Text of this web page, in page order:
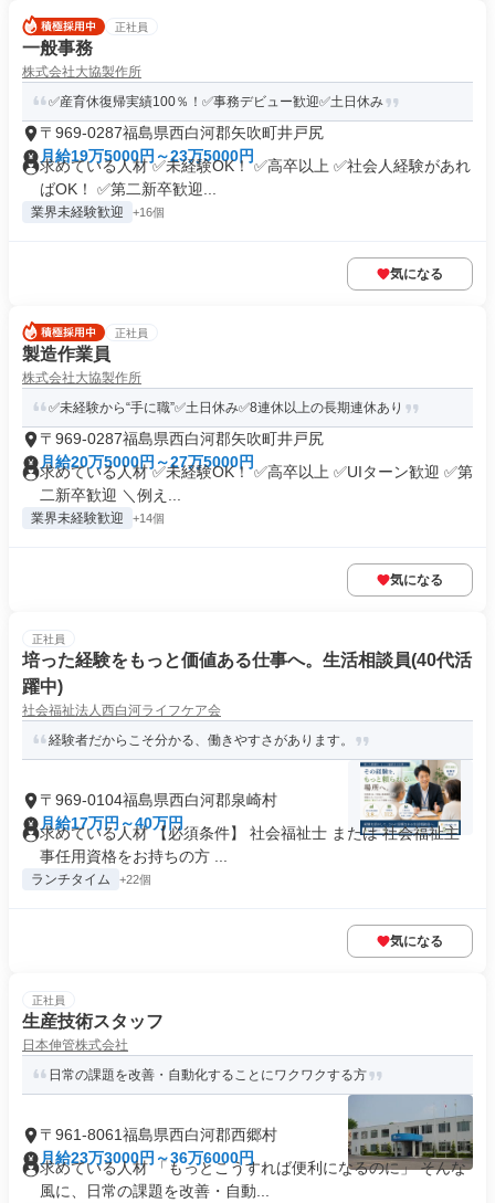
正社員
一般事務
株式会社大協製作所
✅産育休復帰実績100％！✅事務デビュー歓迎✅土日休み
〒969-0287福島県西白河郡矢吹町井戸尻
月給19万5000円～23万5000円
求めている人材 ✅未経験OK！ ✅高卒以上 ✅社会人経験があれ
ばOK！ ✅第二新卒歓迎...
業界未経験歓迎 +16個
気になる
正社員
製造作業員
株式会社大協製作所
✅未経験から“手に職”✅土日休み✅8連休以上の長期連休あり
〒969-0287福島県西白河郡矢吹町井戸尻
月給20万5000円～27万5000円
求めている人材 ✅未経験OK！ ✅高卒以上 ✅UIターン歓迎 ✅第
二新卒歓迎 ＼例え...
業界未経験歓迎 +14個
気になる
正社員
培った経験をもっと価値ある仕事へ。生活相談員(40代活
躍中)
社会福祉法人西白河ライフケア会
経験者だからこそ分かる、働きやすさがあります。
〒969-0104福島県西白河郡泉崎村
月給17万円～40万円
求めている人材 【必須条件】 社会福祉士 または 社会福祉主
事任用資格をお持ちの方 ...
ランチタイム +22個
気になる
正社員
生産技術スタッフ
日本伸管株式会社
日常の課題を改善・自動化することにワクワクする方
〒961-8061福島県西白河郡西郷村
月給23万3000円～36万6000円
求めている人材 「もっとこうすれば便利になるのに」 そんな
風に、日常の課題を改善・自動...